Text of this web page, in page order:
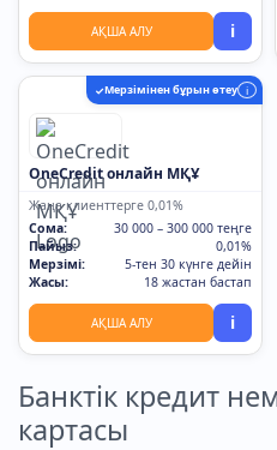
АҚША АЛУ i
✓Мерзімінен бұрын өтеу i
OneCredit онлайн МҚҰ
Жаңа клиенттерге 0,01%
Сома:
30 000 – 300 000 теңге
Пайыз:
0,01%
Мерзімі:
5-тен 30 күнге дейін
Жасы:
18 жастан бастап
АҚША АЛУ i
Банктік кредит
картасы